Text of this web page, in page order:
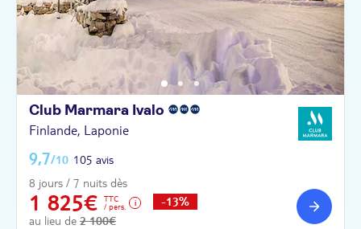
Club Marmara Ivalo
Finlande, Laponie
9,7/10 105 avis
8 jours / 7 nuits dès
1 825€
TTC
/ pers.
au lieu de 2 100€
-13%